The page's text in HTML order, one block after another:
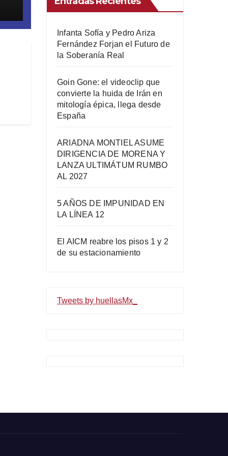
Infanta Sofía y Pedro Ariza
Fernández Forjan el Futuro de
la Soberanía Real
Goin Gone: el videoclip que
convierte la huida de Irán en
mitología épica, llega desde
España
ARIADNA MONTIEL ASUME
DIRIGENCIA DE MORENA Y
LANZA ULTIMÁTUM RUMBO
AL 2027
5 AÑOS DE IMPUNIDAD EN
LA LÍNEA 12
El AICM reabre los pisos 1 y 2
de su estacionamiento
Tweets by huellasMx_